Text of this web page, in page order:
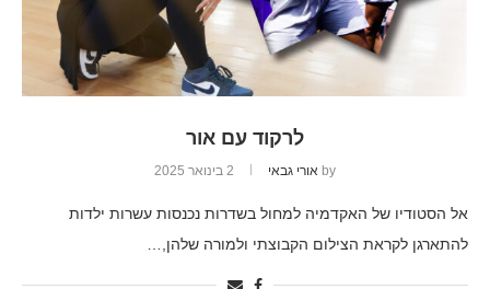
לרקוד עם אור
by אורי גבאי 2 בינואר 2025
אל הסטודיו של האקדמיה למחול בשדרות נכנסות עשרות ילדות
להתארגן לקראת הצילום הקבוצתי ולמורה שלהן,…